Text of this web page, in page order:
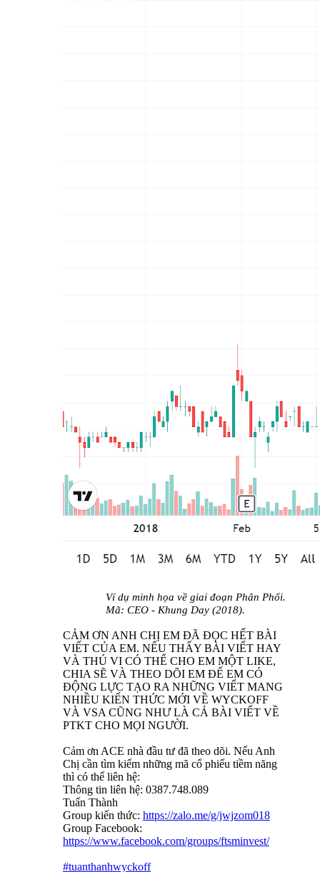
Ví dụ minh họa về giai đoạn Phân Phối.
Mã: CEO - Khung Day (2018).
CẢM ƠN ANH CHỊ EM ĐÃ ĐỌC HẾT BÀI
VIẾT CỦA EM. NẾU THẤY BÀI VIẾT HAY
VÀ THÚ VI CÓ THỂ CHO EM MỘT LIKE,
CHIA SẼ VÀ THEO DÕI EM ĐỂ EM CÓ
ĐỘNG LỰC TẠO RA NHỮNG VIẾT MANG
NHIỀU KIẾN THỨC MỚI VỀ WYCKOFF
VÀ VSA CŨNG NHƯ LÀ CẢ BÀI VIẾT VỀ
PTKT CHO MỌI NGƯỜI.
Cảm ơn ACE nhà đầu tư đã theo dõi. Nếu Anh
Chị cần tìm kiếm những mã cổ phiếu tiềm năng
thì có thể liên hệ:
Thông tin liên hệ: 0387.748.089
Tuấn Thành
Group kiến thức: https://zalo.me/g/jwjzom018
Group Facebook:
https://www.facebook.com/groups/ftsminvest/
#tuanthanhwyckoff